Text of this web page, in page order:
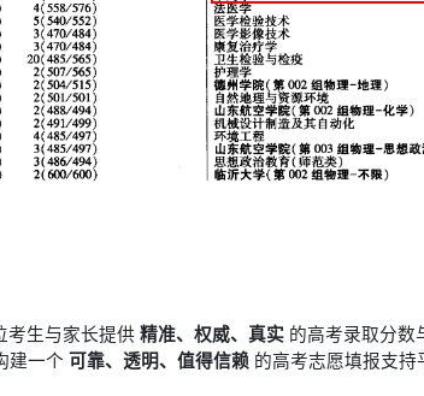
考生与家长提供精准、权威、真实 的高考录取分数
建一个 可靠、透明、值得信赖 的高考志愿填报支